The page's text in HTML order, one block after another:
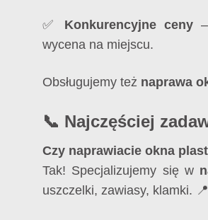
✅ Konkurencyjne ceny–
wycena na miejscu.
Obsługujemy też naprawa
📞 Najczęściej
Czy naprawiacie okna
Tak! Specjalizujemy się w
uszczelki, zawiasy, klamki. 📍